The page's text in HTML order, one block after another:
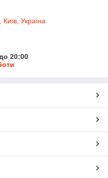
Україна
20:00